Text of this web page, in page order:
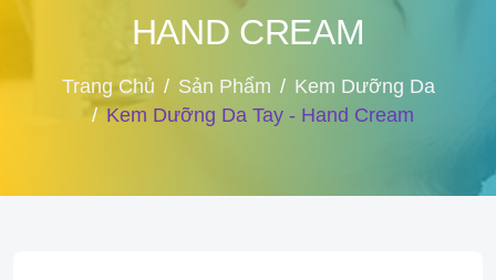
HAND CREAM
Trang Chủ Sản Phẩm
Kem Dưỡng Da
Kem Dưỡng Da Tay - Hand Cream